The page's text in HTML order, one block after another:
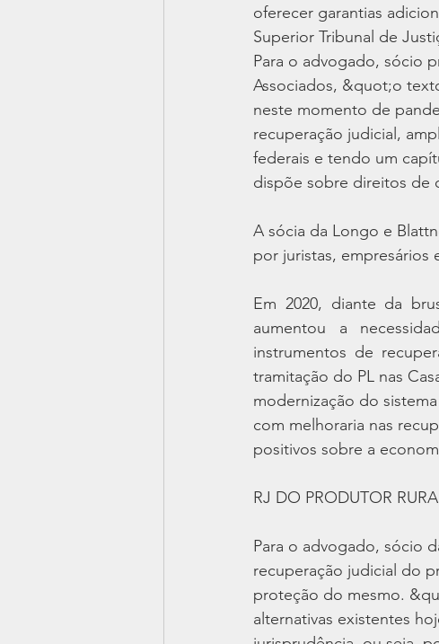
oferecer garantias
Superior Tribunal de
Para o advogado, sócio
Associados, &quot;o
neste momento de
recuperação judicial,
federais e tendo um
dispõe sobre direitos de
A sócia da Longo e
por juristas, empresários
Em 2020, diante da
aumentou a
instrumentos de
tramitação do PL nas
modernização do
com melhoraria nas
positivos sobre a
RJ DO PRODUTOR
Para o advogado, sócio
recuperação judicial do
proteção do mesmo.
alternativas existentes